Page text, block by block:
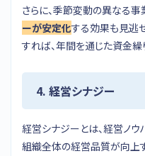
さらに、季節変動の異なる
ーが安定化する効果も見逃
すれば、年間を通じた資金繰
4. 経営シナジー
経営シナジーとは、経営ノウ
組織全体の経営品質が向上